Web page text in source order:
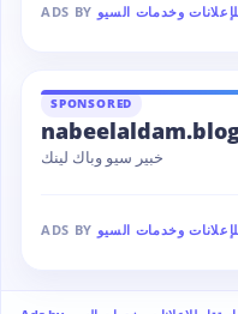
ADS BY وخدمات السيو
SPONSORED
خبير سيو وباك لينك
ADS BY وخدمات السيو